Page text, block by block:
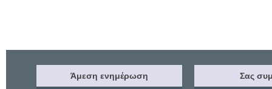
Άμεση ενημέρωση Σας